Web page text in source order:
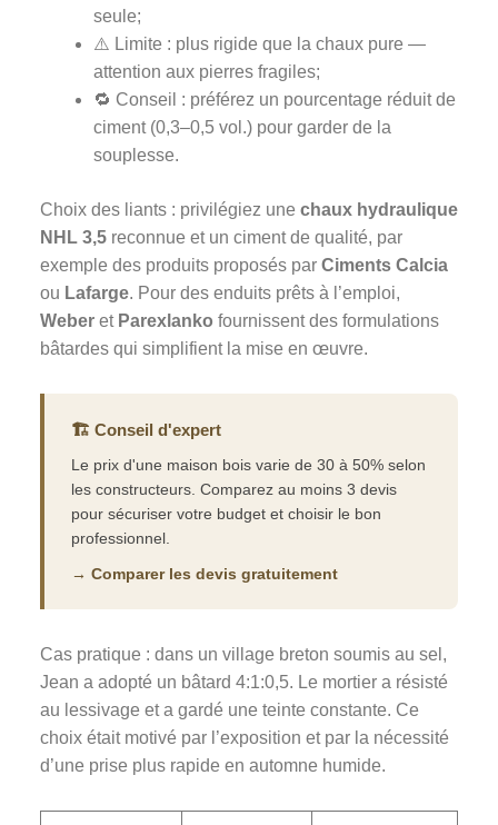
seule;
⚠️ Limite : plus rigide que la chaux pure —
attention aux pierres fragiles;
🔁 Conseil : préférez un pourcentage réduit de
ciment (0,3–0,5 vol.) pour garder de la
souplesse.
Choix des liants : privilégiez une chaux hydraulique
NHL 3,5 reconnue et un ciment de qualité, par
exemple des produits proposés par Ciments Calcia
ou Lafarge. Pour des enduits prêts à l’emploi,
Weber et Parexlanko fournissent des formulations
bâtardes qui simplifient la mise en œuvre.
🏗️ Conseil d'expert
Le prix d'une maison bois varie de 30 à 50% selon
les constructeurs. Comparez au moins 3 devis
pour sécuriser votre budget et choisir le bon
professionnel.
→ Comparer les devis gratuitement
Cas pratique : dans un village breton soumis au sel,
Jean a adopté un bâtard 4:1:0,5. Le mortier a résisté
au lessivage et a gardé une teinte constante. Ce
choix était motivé par l’exposition et par la nécessité
d’une prise plus rapide en automne humide.